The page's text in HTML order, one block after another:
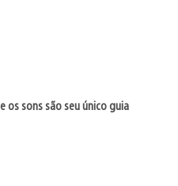
os sons são seu único guia